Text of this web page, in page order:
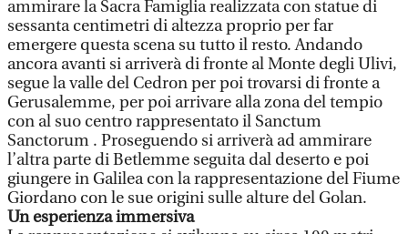
ammirare la Sacra Famiglia realizzata con statue di
sessanta centimetri di altezza proprio per far
emergere questa scena su tutto il resto. Andando
ancora avanti si arriverà di fronte al Monte degli Ulivi,
segue la valle del Cedron per poi trovarsi di fronte a
Gerusalemme, per poi arrivare alla zona del tempio
con al suo centro rappresentato il Sanctum
Sanctorum . Proseguendo si arriverà ad ammirare
l’altra parte di Betlemme seguita dal deserto e poi
giungere in Galilea con la rappresentazione del Fiume
Giordano con le sue origini sulle alture del Golan.
Un esperienza immersiva